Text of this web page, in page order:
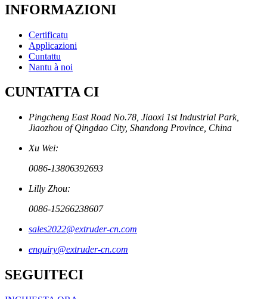
INFORMAZIONI
Certificatu
Applicazioni
Cuntattu
Nantu à noi
CUNTATTA CI
Pingcheng East Road No.78, Jiaoxi 1st Industrial Park,
Jiaozhou of Qingdao City, Shandong Province, China
Xu Wei:
0086-13806392693
Lilly Zhou:
0086-15266238607
sales2022@extruder-cn.com
enquiry@extruder-cn.com
SEGUITECI